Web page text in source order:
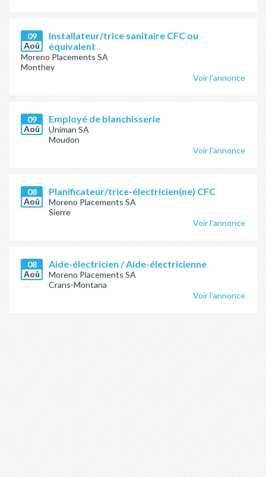
09
Aoû
Installateur/trice sanitaire CFC ou
équivalent
Moreno Placements SA
Monthey
Voir l'annonce
09
Aoû
Employé de blanchisserie
Uniman SA
Moudon
Voir l'annonce
08
Aoû
Planificateur/trice-électricien(ne) CFC
Moreno Placements SA
Sierre
Voir l'annonce
08
Aoû
Aide-électricien / Aide-électricienne
Moreno Placements SA
Crans-Montana
Voir l'annonce